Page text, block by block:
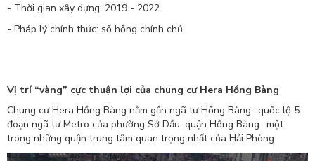
- Thời gian xây dựng: 2019 - 2022
- Pháp lý chính thức: sổ hồng chính chủ
Vị trí “vàng” cực thuận lợi của chung cư Hera Hồng Bàng
Chung cư Hera Hồng Bàng nằm gần ngã tư Hồng Bàng- quốc lộ 5
đoạn ngã tư Metro của phường Sở Dầu, quận Hồng Bàng- một
trong những quận trung tâm quan trọng nhất của Hải Phòng.